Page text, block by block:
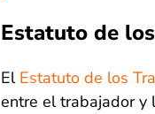
Estatuto de
El Estatuto de los
entre el trabajador y